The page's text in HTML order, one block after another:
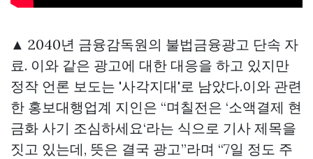
▲ 2040년 금융감독원의 불법금융광고 단속 자
료. 이와 같은 광고에 대한 대응을 하고 있지만
정작 언론 보도는 '사각지대'로 남았다.이와 관련
한 홍보대행업계 지인은 “며칠전은 ‘소액결제 현
금화 사기 조심하세요‘라는 식으로 기사 제목을
짓고 있는데, 뜻은 결국 광고”라며 “7일 정도 주